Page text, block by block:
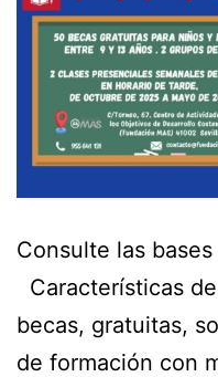
Consulte las
Características
becas, gratuitas,
de formación con